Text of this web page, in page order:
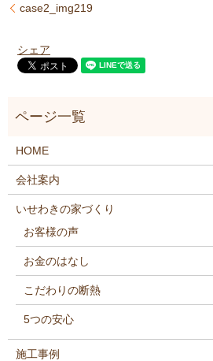
case2_img219
シェア
HOME
会社案内
いせわきの家づくり
お客様の声
お金のはなし
こだわりの断熱
5つの安心
施工事例